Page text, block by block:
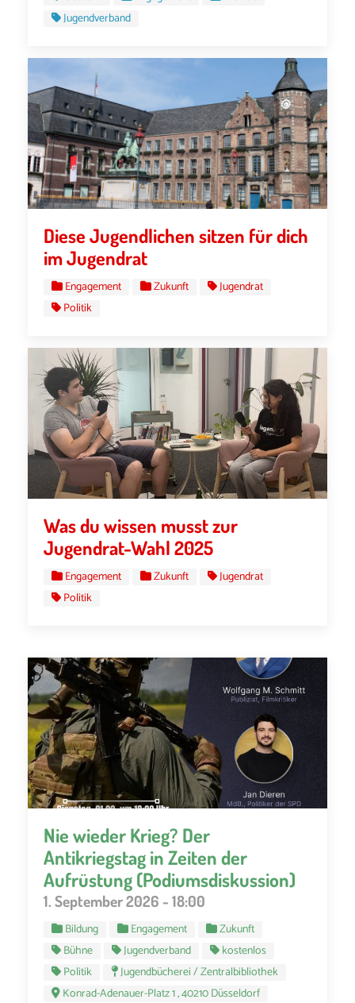
Jugendverband
Diese Jugendlichen sitzen für dich
im Jugendrat
Engagement Zukunft
Jugendrat
Politik
Was du wissen musst zur
Jugendrat-Wahl 2025
Engagement Zukunft
Jugendrat
Politik
Nie wieder Krieg? Der
Antikriegstag in Zeiten der
Aufrüstung (Podiumsdiskussion)
1. September 2026 - 18:00
Bildung Engagement
Zukunft
Bühne
Jugendverband
kostenlos
Politik
Jugendbücherei / Zentralbibliothek
Konrad-Adenauer-Platz 1 , 40210 Düsseldorf